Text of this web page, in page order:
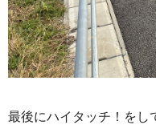
最後にハイタッチ！をし